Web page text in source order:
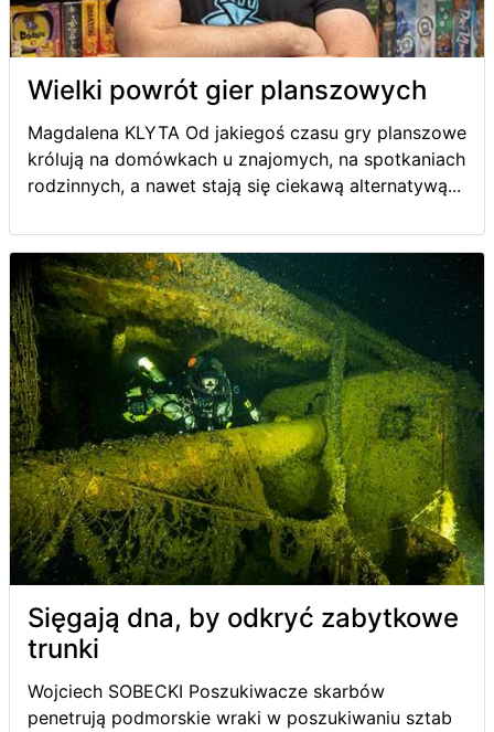
Wielki powrót gier planszowych
Magdalena KLYTA Od jakiegoś czasu gry planszowe
królują na domówkach u znajomych, na spotkaniach
rodzinnych, a nawet stają się ciekawą alternatywą...
Sięgają dna, by odkryć zabytkowe
trunki
Wojciech SOBECKI Poszukiwacze skarbów
penetrują podmorskie wraki w poszukiwaniu sztab